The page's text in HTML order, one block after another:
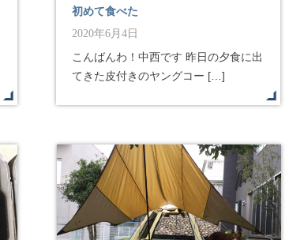
初めて食べた
2020年6月4日
こんばんわ！中西です 昨日の夕食に出
てきた皮付きのヤングコー […]